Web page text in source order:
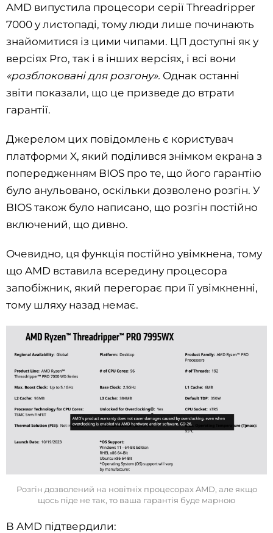
AMD випустила процесори серії Threadripper
7000 у листопаді, тому люди лише починають
знайомитися із цими чипами. ЦП доступні як у
версіях Pro, так і в інших версіях, і всі вони
«розблоковані для розгону». Однак останні
звіти показали, що це призведе до втрати
гарантії.
Джерелом цих повідомлень є користувач
платформи X, який поділився знімком екрана з
попередженням BIOS про те, що його гарантію
було анульовано, оскільки дозволено розгін. У
BIOS також було написано, що розгін постійно
включений, що дивно.
Очевидно, ця функція постійно увімкнена, тому
що AMD вставила всередину процесора
запобіжник, який перегорає при її увімкненні,
тому шляху назад немає.
Розгін дозволений на новітніх процесорах AMD, але якщо
щось піде не так, то ваша гарантія буде марною
В AMD підтвердили: